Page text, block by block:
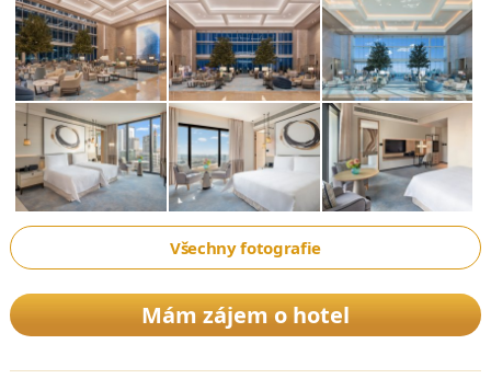
Všechny fotografie
Mám zájem o hotel